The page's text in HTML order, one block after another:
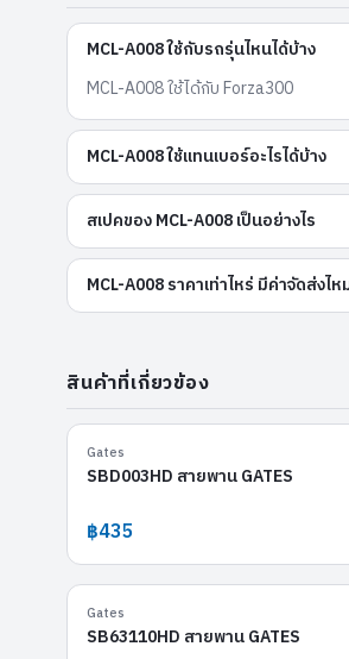
MCL-A008 ใช้กับรถรุ่นไหนได้บ้าง
MCL-A008 ใช้ได้กับ Forza300
MCL-A008 ใช้แทนเบอร์อะไรได้บ้าง
สเปคของ MCL-A008 เป็นอย่างไร
MCL-A008 ราคาเท่าไหร่ มีค่าจัดส่งไห
สินค้าที่เกี่ยวข้อง
Gates
SBD003HD สายพาน GATES
฿435
Gates
SB63110HD สายพาน GATES